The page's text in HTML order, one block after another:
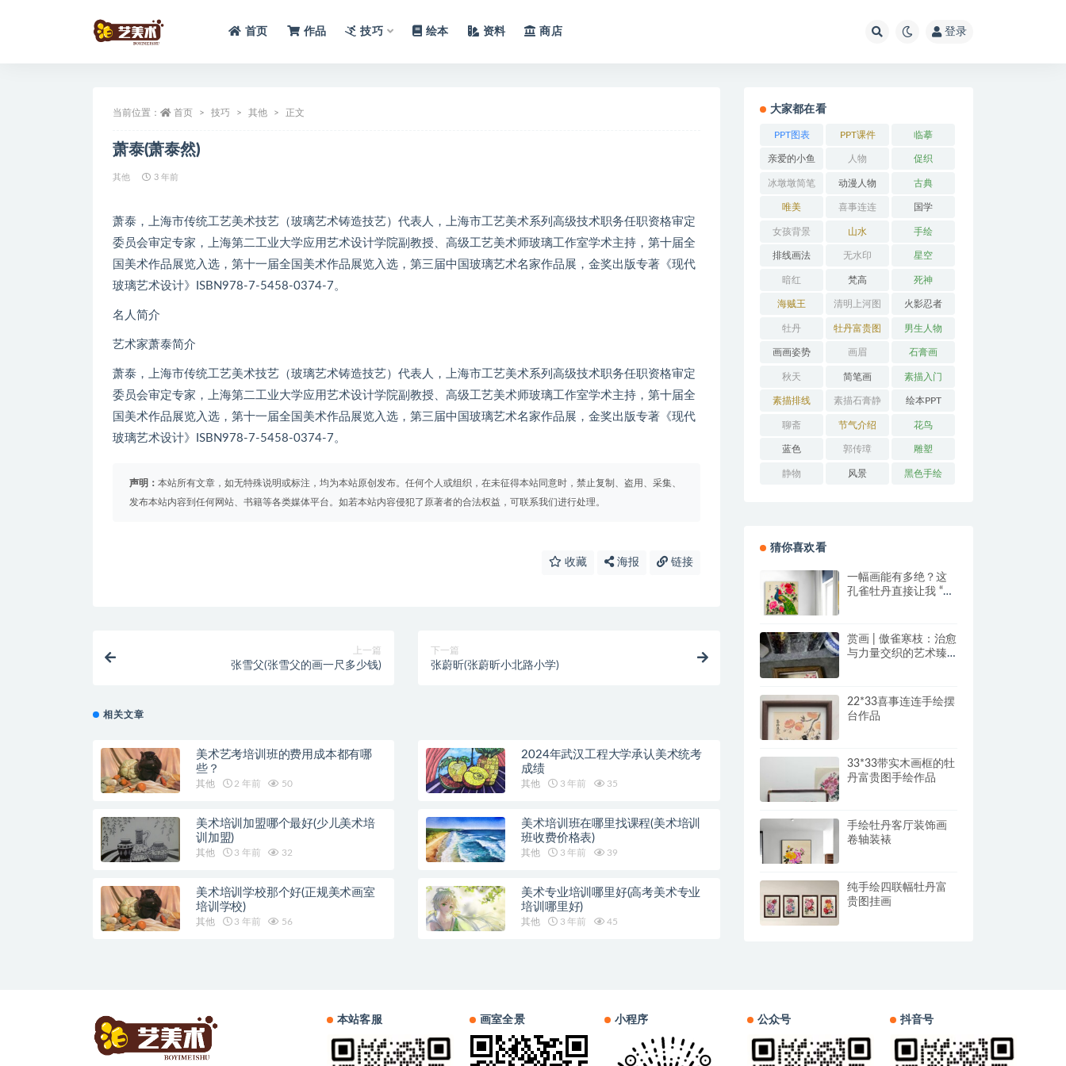
首页 作品 技巧 绘本 资料 商店 登录
当前位置： 首页 技巧 其他 正文
萧泰(萧泰然)
其他 3 年前
萧泰，上海市传统工艺美术技艺（玻璃艺术铸造技艺）代表人，上海市工艺美术系列高级技术职务任职资格审定
委员会审定专家，上海第二工业大学应用艺术设计学院副教授、高级工艺美术师玻璃工作室学术主持，第十届全
国美术作品展览入选，第十一届全国美术作品展览入选，第三届中国玻璃艺术名家作品展，金奖出版专著《现代
玻璃艺术设计》ISBN978-7-5458-0374-7。
名人简介
艺术家萧泰简介
萧泰，上海市传统工艺美术技艺（玻璃艺术铸造技艺）代表人，上海市工艺美术系列高级技术职务任职资格审定
委员会审定专家，上海第二工业大学应用艺术设计学院副教授、高级工艺美术师玻璃工作室学术主持，第十届全
国美术作品展览入选，第十一届全国美术作品展览入选，第三届中国玻璃艺术名家作品展，金奖出版专著《现代
玻璃艺术设计》ISBN978-7-5458-0374-7。
声明： 本站所有文章，如无特殊说明或标注，均为本站原创发布。任何个人或组织，在未征得本站同意时，禁止复制、盗用、采集、
发布本站内容到任何网站、书籍等各类媒体平台。如若本站内容侵犯了原著者的合法权益，可联系我们进行处理。
收藏 海报 链接
上一篇
张雪父(张雪父的画一尺多少钱)
下一篇
张蔚昕(张蔚昕小北路小学)
相关文章
美术艺考培训班的费用成本都有哪
些？
其他 2 年前 50
2024年武汉工程大学承认美术统考
成绩
其他 3 年前 35
美术培训加盟哪个最好(少儿美术培
训加盟)
其他 3 年前 32
美术培训班在哪里找课程(美术培训
班收费价格表)
其他 3 年前 39
美术培训学校那个好(正规美术画室
培训学校)
其他 3 年前 56
美术专业培训哪里好(高考美术专业
培训哪里好)
其他 3 年前 45
大家都在看
PPT图表 PPT课件 临摹
亲爱的小鱼 人物 促织
冰墩墩简笔
画
动漫人物 古典
唯美 喜事连连 国学
女孩背景 山水 手绘
排线画法 无水印 星空
暗红 梵高 死神
海贼王 清明上河图 火影忍者
牡丹 牡丹富贵图 男生人物
画画姿势 画眉 石膏画
秋天 简笔画 素描入门
素描排线 素描石膏静
物
绘本PPT
聊斋 节气介绍 花鸟
蓝色 郭传璋 雕塑
静物 风景 黑色手绘
猜你喜欢看
一幅画能有多绝？这
孔雀牡丹直接让我 “哇
赏画 | 傲雀寒枝：治愈
与力量交织的艺术臻
22*33喜事连连手绘摆
台作品
33*33带实木画框的牡
丹富贵图手绘作品
手绘牡丹客厅装饰画
卷轴装裱
纯手绘四联幅牡丹富
贵图挂画
本站客服 画室全景 小程序 公众号 抖音号